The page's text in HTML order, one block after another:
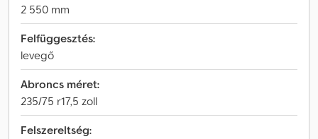
2 550 mm
Felfüggesztés:
levegő
Abroncs méret:
235/75 r17,5 zoll
Felszereltség: